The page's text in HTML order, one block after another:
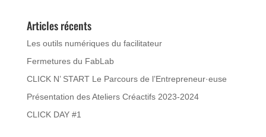
Articles récents
Les outils numériques du facilitateur
Fermetures du FabLab
CLICK N’ START Le Parcours de l’Entrepreneur·euse
Présentation des Ateliers Créactifs 2023-2024
CLICK DAY #1